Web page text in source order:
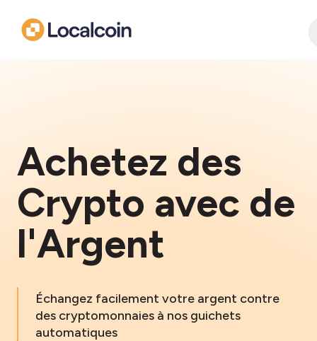
Achetez des
Crypto avec de
l'Argent
Échangez facilement votre argent contre
des cryptomonnaies à nos guichets
automatiques